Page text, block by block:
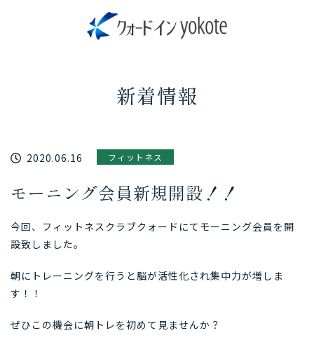
新着情報
2020.06.16 フィットネス
モーニング会員新規開設！！
今回、フィットネスクラブクォードにてモーニング会員を開
設致しました。
朝にトレーニングを行うと脳が活性化され集中力が増しま
す！！
ぜひこの機会に朝トレを初めて見ませんか？